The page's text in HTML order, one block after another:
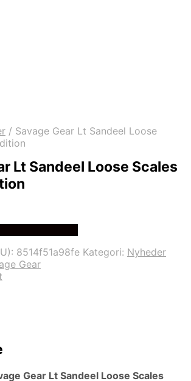
/ Savage Gear Lt Sandeel Loose
Lt Sandeel Loose Scales
8514f51a98fe Kategori: Nyheder
Gear
Gear Lt Sandeel Loose Scales